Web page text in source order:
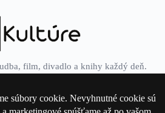
film, divadlo a knihy každý deň.